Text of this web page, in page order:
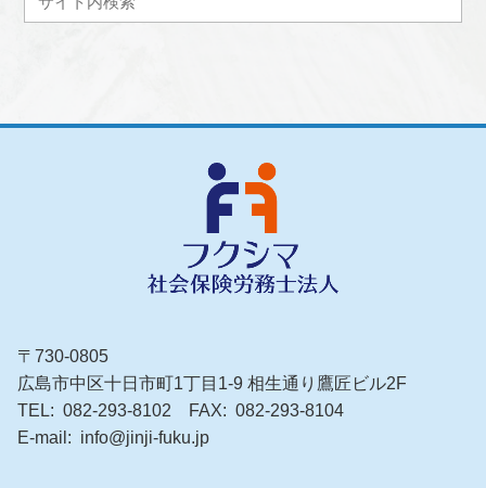
〒730-0805
広島市中区十日市町1丁目1-9 相生通り鷹匠ビル2F
TEL
082-293-8102 FAX
082-293-8104
E-mail
info@jinji-fuku.jp